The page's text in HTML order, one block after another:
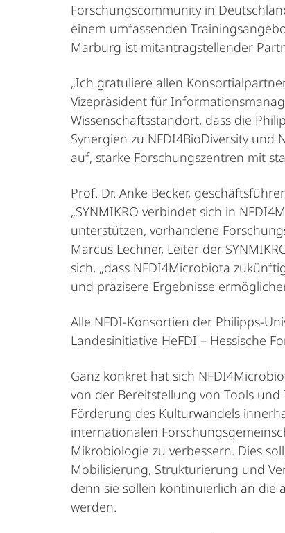
Forschungscommunity in
einem umfassenden
Marburg ist mitantragstellender
„Ich gratuliere allen
Vizepräsident für
Wissenschaftsstandort, dass die
Synergien zu NFDI4BioDiversity und
auf, starke Forschungszentren mit
Prof. Dr. Anke Becker,
„SYNMIKRO verbindet sich in
unterstützen, vorhandene
Marcus Lechner, Leiter der
sich, „dass NFDI4Microbiota
und präzisere Ergebnisse
Alle NFDI-Konsortien der Philipps-
Landesinitiative HeFDI – Hessische
Ganz konkret hat sich
von der Bereitstellung von Tools
Förderung des Kulturwandels
internationalen
Mikrobiologie zu verbessern. Dies
Mobilisierung, Strukturierung und
denn sie sollen kontinuierlich an
werden.